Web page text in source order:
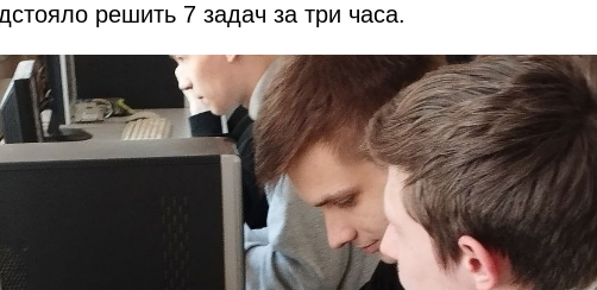
решить 7 задач за три часа.